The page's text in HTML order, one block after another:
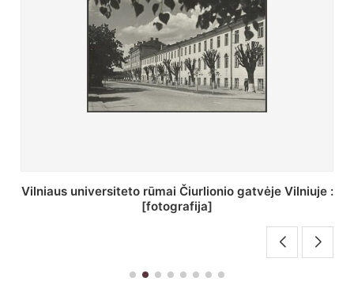
St. Batoro universiteto J. Pilsudskio kolegija :
[fotografija]